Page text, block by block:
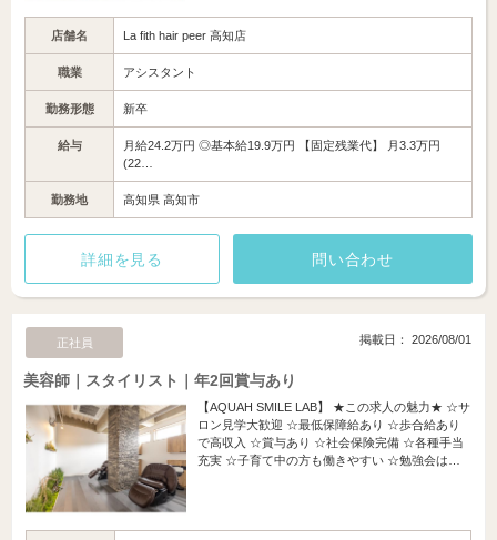
店舗名 La fith hair peer 高知店
職業 アシスタント
勤務形態 新卒
給与
月給24.2万円 ◎基本給19.9万円 【固定残業代】 月3.3万円
(22…
勤務地 高知県 高知市
詳細を見る 問い合わせ
正社員 掲載日： 2026/08/01
美容師｜スタイリスト｜年2回賞与あり
【AQUAH SMILE LAB】 ★この求人の魅力★ ☆サ
ロン見学大歓迎 ☆最低保障給あり ☆歩合給あり
で高収入 ☆賞与あり ☆社会保険完備 ☆各種手当
充実 ☆子育て中の方も働きやすい ☆勉強会は…